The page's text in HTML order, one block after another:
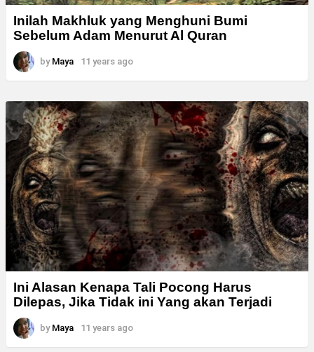
Inilah Makhluk yang Menghuni Bumi
Sebelum Adam Menurut Al Quran
by Maya 11 years ago
Ini Alasan Kenapa Tali Pocong Harus
Dilepas, Jika Tidak ini Yang akan Terjadi
by Maya 11 years ago